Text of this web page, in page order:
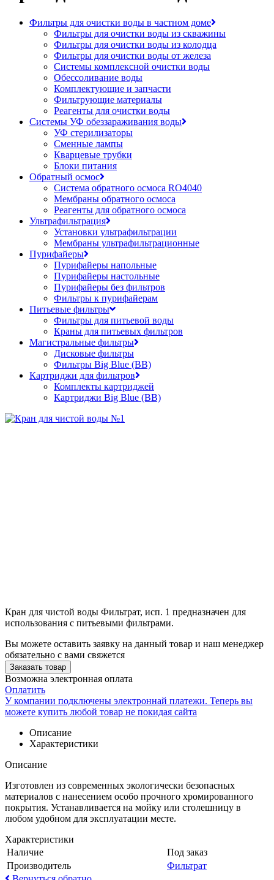
Фильтры для очистки воды в частном доме
Фильтры для очистки воды из скважины
Фильтры для очистки воды из колодца
Фильтры для очистки воды от железа
Системы комплексной очистки воды
Обессоливание воды
Комплектующие и запчасти
Фильтрующие материалы
Реагенты для очистки воды
Системы УФ обеззараживания воды
УФ стерилизаторы
Сменные лампы
Кварцевые трубки
Блоки питания
Обратный осмос
Система обратного осмоса RO4040
Мембраны обратного осмоса
Реагенты для обратного осмоса
Ультрафильтрация
Установки ультрафильтрации
Мембраны ультрафильтрационные
Пурифайеры
Пурифайеры напольные
Пурифайеры настольные
Пурифайеры без фильтров
Фильтры к пурифайерам
Питьевые фильтры
Фильтры для питьевой воды
Краны для питьевых фильтров
Магистральные фильтры
Дисковые фильтры
Фильтры Big Blue (BB)
Картриджи для фильтров
Комплекты картриджей
Картриджи Big Blue (BB)
Кран для чистой воды Фильтрат, исп. 1 предназначен для
использования с питьевыми фильтрами.
Вы можете оставить заявку на данный товар и наш менеджер
обязательно с вами свяжется
Заказать товар
Возможна электронная оплата
Оплатить
У компании подключены электроннай платежи. Теперь вы
можете купить любой товар не покидая сайта
Описание
Характеристики
Описание
Изготовлен из современных экологически безопасных
материалов с нанесением особо прочного хромированного
покрытия. Устанавливается на мойку или столешницу в
любом удобном для эксплуатации месте.
Характеристики
Наличие
Под заказ
Производитель
Фильтрат